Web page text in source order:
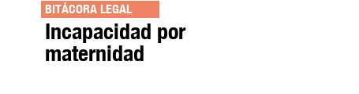
BITÁCORA LEGAL
Incapacidad por
maternidad